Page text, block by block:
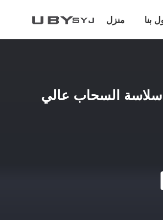
منزل بنا
سلاسة السحاب عالي